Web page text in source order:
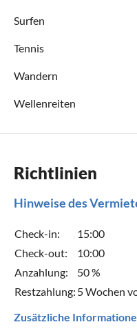
Surfen
Tennis
Wandern
Wellenreiten
Richtlinien
Hinweise des
Check-in:
15:00
Check-out:
10:00
Anzahlung:
50 %
Restzahlung: 5 Wochen
Zusätzliche